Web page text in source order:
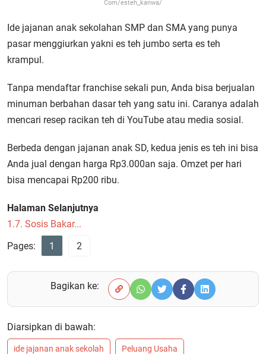
Com/esteh_kanwa/
Ide jajanan anak sekolahan SMP dan SMA yang punya
pasar menggiurkan yakni es teh jumbo serta es teh
krampul.
Tanpa mendaftar franchise sekali pun, Anda bisa berjualan
minuman berbahan dasar teh yang satu ini. Caranya adalah
mencari resep racikan teh di YouTube atau media sosial.
Berbeda dengan jajanan anak SD, kedua jenis es teh ini bisa
Anda jual dengan harga Rp3.000an saja. Omzet per hari
bisa mencapai Rp200 ribu.
Halaman Selanjutnya
1.7. Sosis Bakar...
Pages:
1 2
Bagikan ke:
Diarsipkan di bawah:
ide jajanan anak sekolah Peluang Usaha